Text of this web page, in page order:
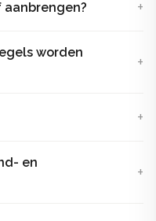
aanvragen.
aanbrengen?
worden
en